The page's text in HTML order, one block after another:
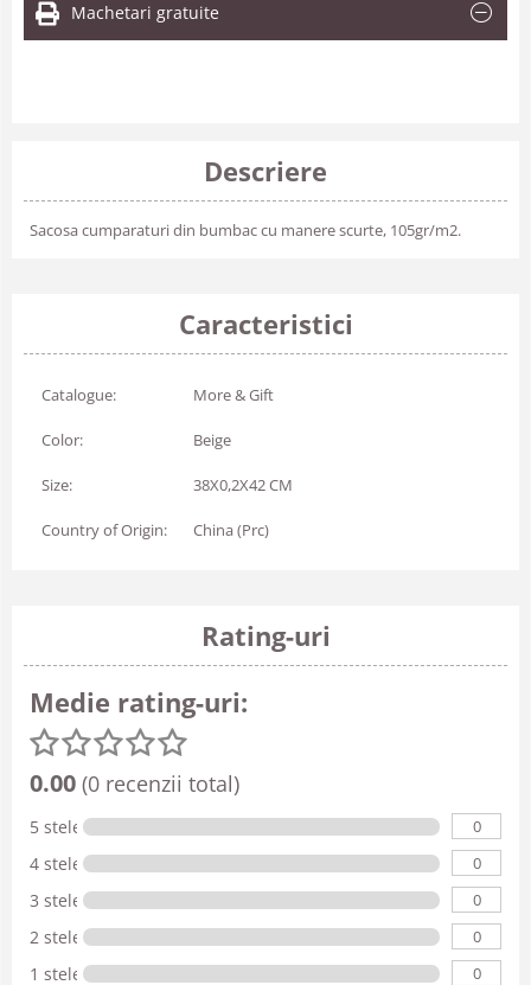
Machetari gratuite
Descriere
Sacosa cumparaturi din bumbac cu manere scurte, 105gr/m2.
Caracteristici
Catalogue: More & Gift
Color: Beige
Size: 38X0,2X42 CM
Country of Origin: China (Prc)
Rating-uri
Medie rating-uri:
0.00 (0 recenzii total)
5 stele 0
4 stele 0
3 stele 0
2 stele 0
1 stele 0